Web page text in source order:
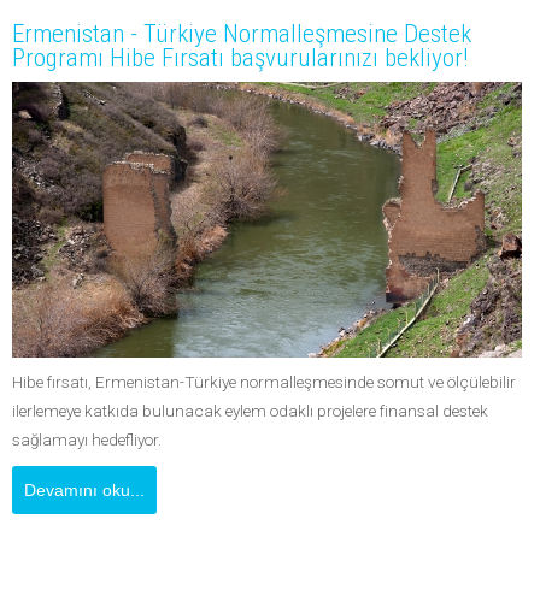
Ermenistan - Türkiye Normalleşmesine Destek
Programı Hibe Fırsatı başvurularınızı bekliyor!
Hibe fırsatı, Ermenistan-Türkiye normalleşmesinde somut ve ölçülebilir
ilerlemeye katkıda bulunacak eylem odaklı projelere finansal destek
sağlamayı hedefliyor.
Devamını oku...